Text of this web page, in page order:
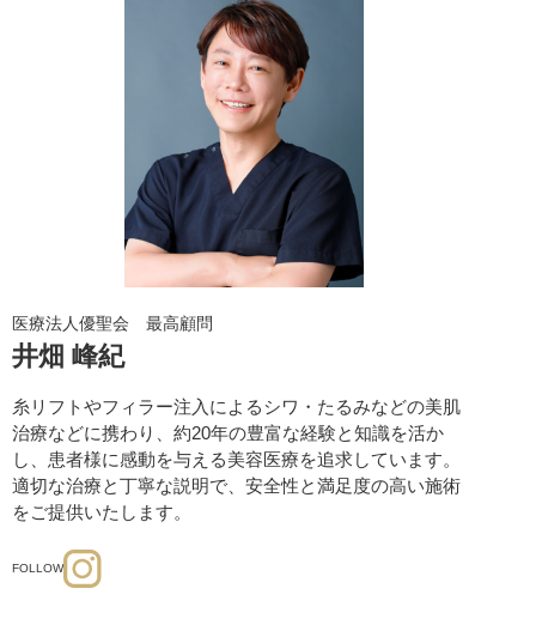
医療法人優聖会 最高顧問
井畑 峰紀
糸リフトやフィラー注入によるシワ・たるみなどの美肌
治療などに携わり、約20年の豊富な経験と知識を活か
し、患者様に感動を与える美容医療を追求しています。
適切な治療と丁寧な説明で、安全性と満足度の高い施術
をご提供いたします。
FOLLOW